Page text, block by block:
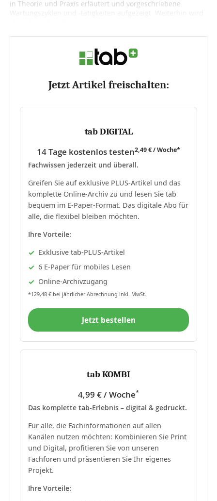
in Theorie und Praxis erläutert und vorgeschriebene
Jetzt Artikel freischalten:
tab DIGITAL
14 Tage kostenlos testen2,49 € / Woche*
Fachwissen jederzeit und überall.
Greifen Sie auf exklusive PLUS-Artikel und das
komplette Online-Archiv zu und lesen Sie tab
bequem im E-Paper-Format. Das digitale Abo für
alle, die flexibel bleiben möchten.
Ihre Vorteile:
Exklusive tab-PLUS-Artikel
6 E-Paper für mobiles Lesen
Online-Archivzugang
*129,48 € bei jährlicher Abrechnung inkl. MwSt.
Jetzt bestellen
tab KOMBI
4,99 € / Woche*
Das komplette tab-Erlebnis – digital & gedruckt.
Für alle, die Fachinformationen auf allen
Kanälen nutzen möchten: Kombinieren Sie Print
und Digital, profitieren Sie von unseren
Fachforen und präsentieren Sie Ihr eigenes
Projekt.
Ihre Vorteile: